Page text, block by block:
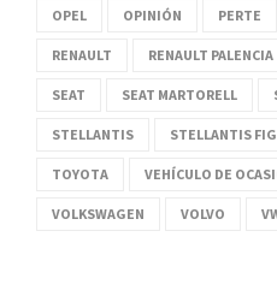
OPEL OPINIÓN PERTE
RENAULT RENAULT PALENCIA
SEAT SEAT MARTORELL
STELLANTIS STELLANTIS
TOYOTA VEHÍCULO DE
VOLKSWAGEN VOLVO